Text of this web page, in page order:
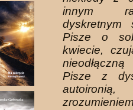
innym
dyskretnym
Pisze o
kwiecie,
Pisze z